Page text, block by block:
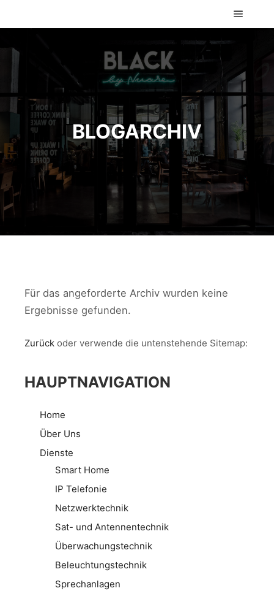
BLOGARCHIV
Für das angeforderte Archiv wurden keine
Ergebnisse gefunden.
Zurück oder verwende die untenstehende Sitemap:
HAUPTNAVIGATION
Home
Über Uns
Dienste
Smart Home
IP Telefonie
Netzwerktechnik
Sat- und Antennentechnik
Überwachungstechnik
Beleuchtungstechnik
Sprechanlagen